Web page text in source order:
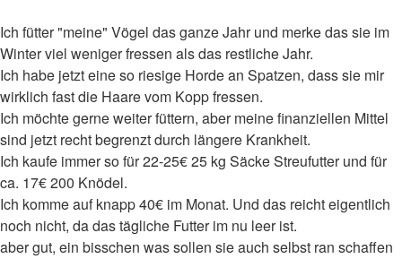
Ich fütter "meine" Vögel das ganze Jahr und merke das sie im
Winter viel weniger fressen als das restliche Jahr.
Ich habe jetzt eine so riesige Horde an Spatzen, dass sie mir
wirklich fast die Haare vom Kopp fressen.
Ich möchte gerne weiter füttern, aber meine finanziellen Mittel
sind jetzt recht begrenzt durch längere Krankheit.
Ich kaufe immer so für 22-25€ 25 kg Säcke Streufutter und für
ca. 17€ 200 Knödel.
Ich komme auf knapp 40€ im Monat. Und das reicht eigentlich
noch nicht, da das tägliche Futter im nu leer ist.
aber gut, ein bisschen was sollen sie auch selbst ran schaffen